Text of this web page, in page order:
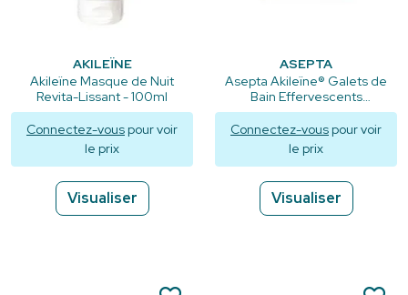
AKILEÏNE
Akileïne Masque de Nuit
Revita-Lissant - 100ml
Connectez-vous pour voir
le prix
Visualiser
ASEPTA
Asepta Akileïne® Galets de
Bain Effervescents
Revitalisants - 6 galets
Connectez-vous pour voir
le prix
Visualiser